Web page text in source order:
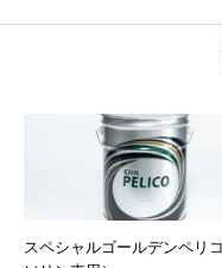
スペシャルゴールデンペリ